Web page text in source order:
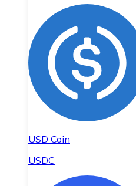
USD Coin
USDC